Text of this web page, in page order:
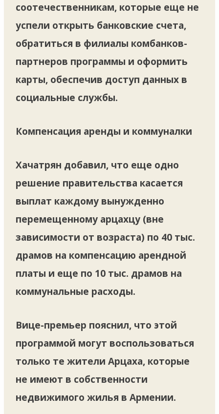
соотечественникам, которые еще не
успели открыть банковские счета,
обратиться в филиалы комбанков-
партнеров программы и оформить
карты, обеспечив доступ данных в
социальные службы.
Компенсация аренды и коммуналки
Хачатрян добавил, что еще одно
решение правительства касается
выплат каждому вынужденно
перемещенному арцахцу (вне
зависимости от возраста) по 40 тыс.
драмов на компенсацию арендной
платы и еще по 10 тыс. драмов на
коммунальные расходы.
Вице-премьер пояснил, что этой
программой могут воспользоваться
только те жители Арцаха, которые
не имеют в собственности
недвижимого жилья в Армении.